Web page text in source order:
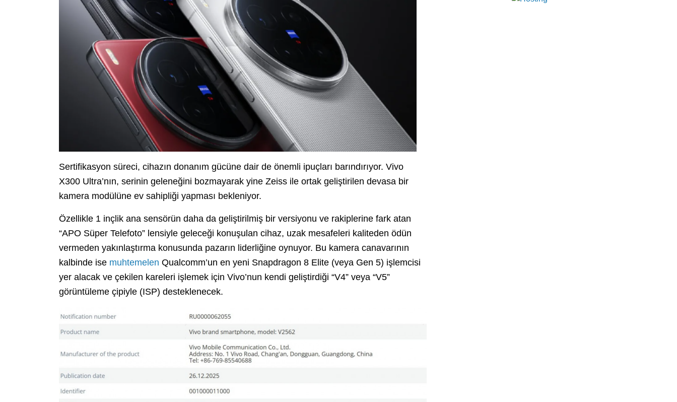
Sertifikasyon süreci, cihazın donanım gücüne dair de önemli ipuçları barındırıyor. Vivo
X300 Ultra’nın, serinin geleneğini bozmayarak yine Zeiss ile ortak geliştirilen devasa bir
kamera modülüne ev sahipliği yapması bekleniyor.
Özellikle 1 inçlik ana sensörün daha da geliştirilmiş bir versiyonu ve rakiplerine fark atan
“APO Süper Telefoto” lensiyle geleceği konuşulan cihaz, uzak mesafeleri kaliteden ödün
vermeden yakınlaştırma konusunda pazarın liderliğine oynuyor. Bu kamera canavarının
kalbinde ise muhtemelen Qualcomm’un en yeni Snapdragon 8 Elite (veya Gen 5) işlemcisi
yer alacak ve çekilen kareleri işlemek için Vivo’nun kendi geliştirdiği “V4” veya “V5”
görüntüleme çipiyle (ISP) desteklenecek.